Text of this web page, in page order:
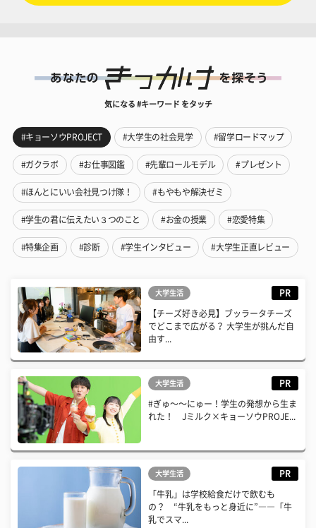
気になる #キーワード をタッチ
#キョーソウPROJECT #大学生の社会見学 #留学ロードマップ
#ガクラボ #お仕事図鑑 #先輩ロールモデル #プレゼント
#ほんとにいい会社見つけ隊！ #もやもや解決ゼミ
#学生の君に伝えたい３つのこと #お金の授業 #恋愛特集
#特集企画 #診断 #学生インタビュー #大学生正直レビュー
大学生活 PR
【チーズ好き必見】ブッラータチーズ
でどこまで広がる？ 大学生が挑んだ自
由す...
大学生活 PR
#ぎゅ〜〜にゅー！学生の発想から生ま
れた！ Jミルク×キョーソウPROJE...
大学生活 PR
「牛乳」は学校給食だけで飲むも
の？ “牛乳をもっと身近に”――「牛
乳でスマ...